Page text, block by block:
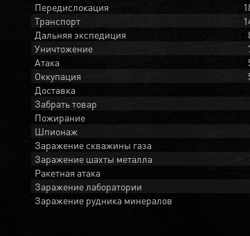
Передислокация
Транспорт
Дальняя экспедиция
Уничтожение
Атака
Оккупация
Доставка
Забрать товар
Пожирание
Шпионаж
Заражение скважины газа
Заражение шахты металла
Ракетная атака
Заражение лаборатории
Заражение рудника минералов